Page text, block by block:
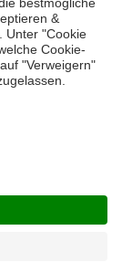
inklusive der
und
Co. KG